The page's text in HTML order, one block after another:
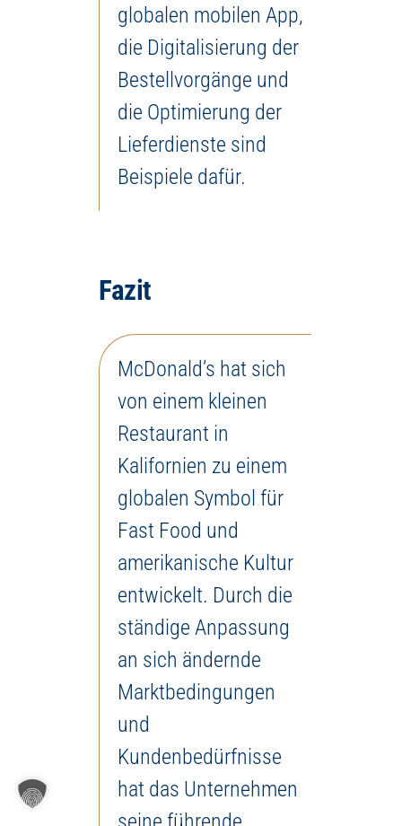
globalen mobilen App,
die Digitalisierung der
Bestellvorgänge und
die Optimierung der
Lieferdienste sind
Beispiele dafür.
Fazit
McDonald’s hat sich
von einem kleinen
Restaurant in
Kalifornien zu einem
globalen Symbol für
Fast Food und
amerikanische Kultur
entwickelt. Durch die
ständige Anpassung
an sich ändernde
Marktbedingungen
und
Kundenbedürfnisse
hat das Unternehmen